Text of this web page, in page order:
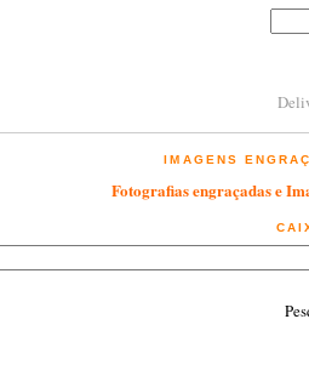
IMAGENS
Fotografias engraçadas e